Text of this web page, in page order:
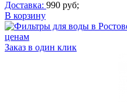
Доставка: 990 руб;
В корзину
Заказ в один клик